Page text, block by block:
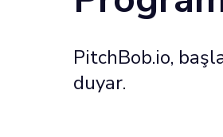
PitchBob.io,
duyar.